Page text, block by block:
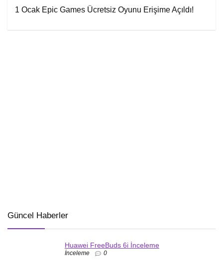
1 Ocak Epic Games Ücretsiz Oyunu Erişime Açıldı!
Güncel Haberler
Huawei FreeBuds 6i İnceleme
İnceleme 0